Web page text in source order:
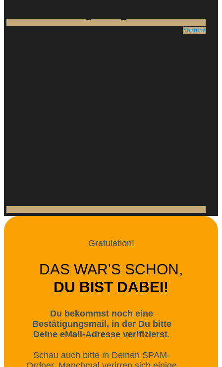
Youtube
Gratulation!
DAS WAR'S SCHON,
DU BIST DABEI!
Du bekommst noch eine
Bestätigungsmail, in der Du bitte
Deine eMail-Adresse verifizierst.
Schau auch bitte in Deinen SPAM-